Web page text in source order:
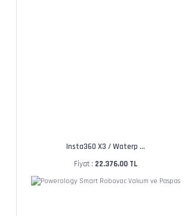
Insta360 X3 / Waterp ...
Fiyat : 22.376,00 TL